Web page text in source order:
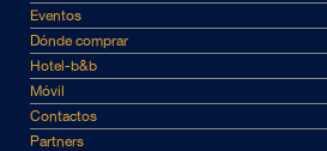
Eventos
Dónde comprar
Hotel-b&b
Móvil
Contactos
Partners